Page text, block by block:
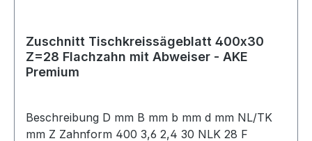
Zuschnitt Tischkreissägeblatt 400x30
Z=28 Flachzahn mit Abweiser - AKE
Premium
Beschreibung D mm B mm b mm d mm NL/TK